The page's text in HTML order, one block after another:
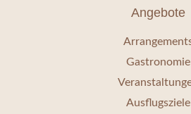
Angebote
Gastronomie
Ausflugsziele